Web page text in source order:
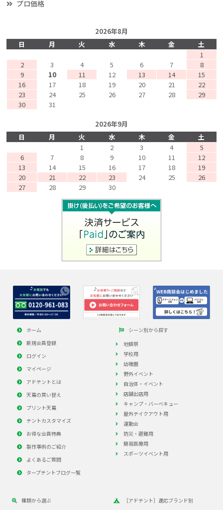
プロ価格
2026年8月
日
月 火 水 木 金
土
1
2
3 4 5 6 7
8
9
10 11 12 13 14
15
16
17 18 19 20 21
22
23
24 25 26 27 28
29
30
31
2026年9月
日
月 火 水 木 金
土
1
2 3 4
5
6
7 8 9 10 11
12
13
14 15 16 17 18
19
20
21 22 23 24 25
26
27
28 29 30
ホーム
新規会員登録
ログイン
マイページ
アドテントとは
天幕の買い替え
プリント天幕
テントカスタマイズ
お得な会員特典
製作事例のご紹介
よくあるご質問
タープテントブログ一覧
シーン別から探す
地鎮祭
学校用
幼稚園
野外イベント
自治体・イベント
店舗出店用
キャンプ・バーべキュー
屋外テイクアウト用
運動会
防災・避難用
簡易医療用
スポーツイベント用
種類から選ぶ
［アドテント］適応ブランド別